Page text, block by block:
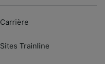
Carrière
Sites Trainline